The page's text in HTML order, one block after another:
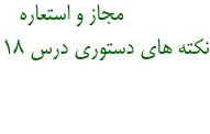
مجاز و استعاره
نکته های دستوری درس 18 فارسی 3